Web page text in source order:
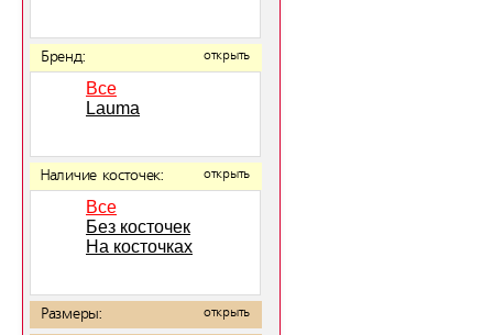
Бренд: открыть
Все
Lauma
Наличие косточек: открыть
Все
Без косточек
На косточках
Размеры: открыть